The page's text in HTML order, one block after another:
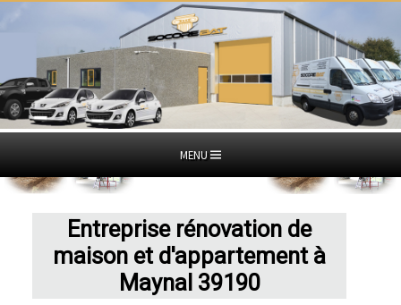
MENU
Entreprise rénovation de
maison et d'appartement à
Maynal 39190